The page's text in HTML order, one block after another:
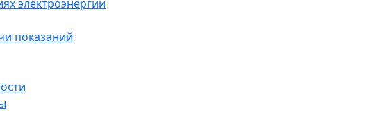
электроэнергии
показаний